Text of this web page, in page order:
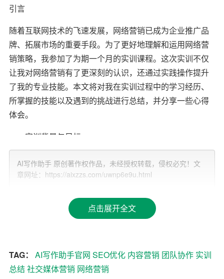
引言
随着互联网技术的飞速发展，网络营销已成为企业推广品
牌、拓展市场的重要手段。为了更好地理解和运用网络营
销策略，我参加了为期一个月的实训课程。这次实训不仅
让我对网络营销有了更深刻的认识，还通过实践操作提升
了我的专业技能。本文将对我在实训过程中的学习经历、
所掌握的技能以及遇到的挑战进行总结，并分享一些心得
体会。
一、实训背景与目标
本次网络营销实训由XX公司主办，旨在通过理论学习与实
践操作相结合的方式，帮助学员掌握网络营销的核心技
社交媒体营销、内容营销、电子邮件营销等。实训目
标是让学员能够独立策划并执行网络营销项目，有效提升
二、实训内容与过程
2.1 理论学习
AI写作助手 原创著作权作品，未经授权转载，侵权必究！文
章网址：https://aixzzs.com/uwnp6e9u.html
点击展开全文
TAG： AI写作助手官网 SEO优化 内容营销 团队协作 实训
总结 社交媒体营销 网络营销